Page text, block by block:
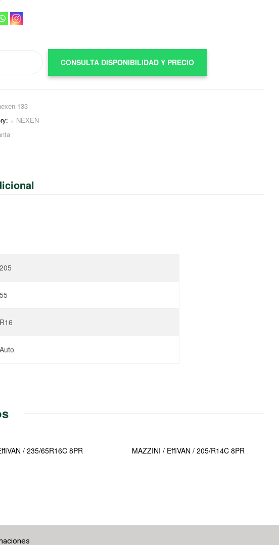
CONSULTA DISPONIBILIDAD Y PRECIO
133
+ NEXEN
205
55
R16
Auto
/ 235/65R16C 8PR MAZZINI / EffiVAN / 205/R14C 8PR